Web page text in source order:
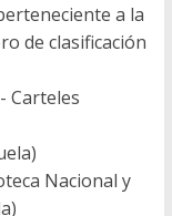
a la
de clasificación
Carteles
Nacional y